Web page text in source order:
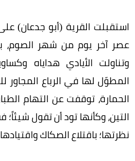
استقبلت القرية (أبو جدعان)
عصر آخر يوم من شهر الصوم،
وتناولت الأيادي هداياه
المطوّل لها في الرباع المجاور
الحمارة، توقفت عن التهام
التين، وكأنها تود أن تقول
نظرتها؛ باقتلاع الصكاك